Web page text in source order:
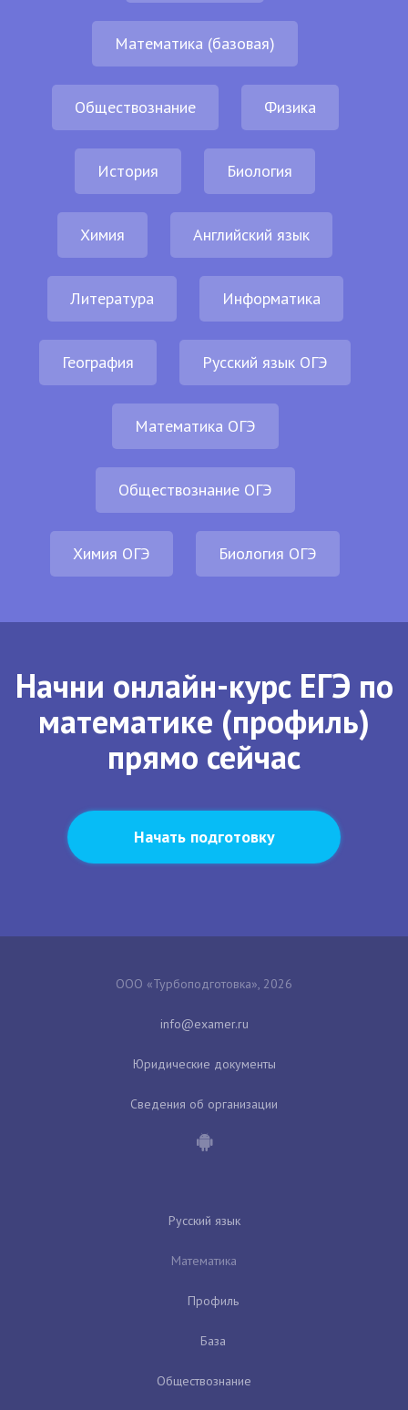
Математика (базовая)
Обществознание Физика
История Биология
Химия Английский язык
Литература Информатика
География Русский язык ОГЭ
Математика ОГЭ
Обществознание ОГЭ
Химия ОГЭ Биология ОГЭ
Начни онлайн-курс ЕГЭ по
математике (профиль)
прямо сейчас
Начать подготовку
ООО «Турбоподготовка», 2026
Юридические документы
Сведения об организации
Русский язык
Математика
Профиль
База
Обществознание